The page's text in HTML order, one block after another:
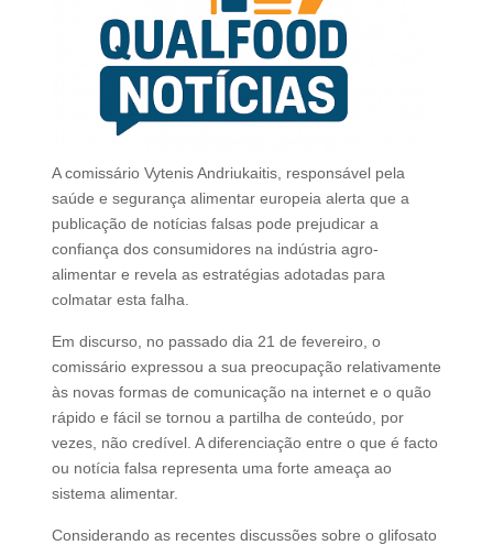
A comissário Vytenis Andriukaitis, responsável pela
saúde e segurança alimentar europeia alerta que a
publicação de notícias falsas pode prejudicar a
confiança dos consumidores na indústria agro-
alimentar e revela as estratégias adotadas para
colmatar esta falha.
Em discurso, no passado dia 21 de fevereiro, o
comissário expressou a sua preocupação relativamente
às novas formas de comunicação na internet e o quão
rápido e fácil se tornou a partilha de conteúdo, por
vezes, não credível. A diferenciação entre o que é facto
ou notícia falsa representa uma forte ameaça ao
sistema alimentar.
Considerando as recentes discussões sobre o glifosato